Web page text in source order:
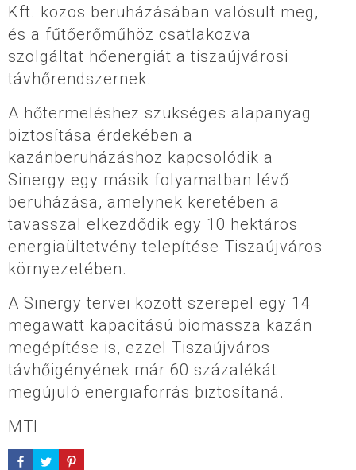
Kft. közös beruházásában valósult meg,
és a fűtőerőműhöz csatlakozva
szolgáltat hőenergiát a tiszaújvárosi
távhőrendszernek.
A hőtermeléshez szükséges alapanyag
biztosítása érdekében a
kazánberuházáshoz kapcsolódik a
Sinergy egy másik folyamatban lévő
beruházása, amelynek keretében a
tavasszal elkezdődik egy 10 hektáros
energiaültetvény telepítése Tiszaújváros
környezetében.
A Sinergy tervei között szerepel egy 14
megawatt kapacitású biomassza kazán
megépítése is, ezzel Tiszaújváros
távhőigényének már 60 százalékát
megújuló energiaforrás biztosítaná.
MTI